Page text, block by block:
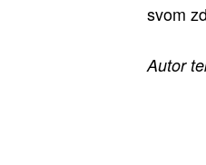
svom
Autor